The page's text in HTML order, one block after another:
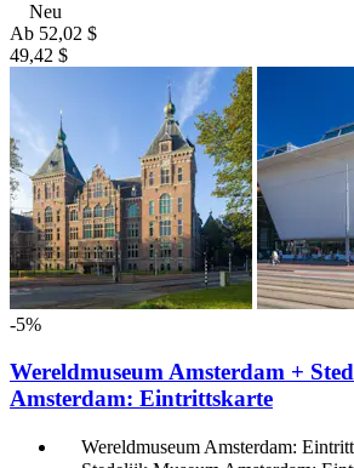
Neu
Ab 52,02 $
49,42 $
-5%
Wereldmuseum Amsterdam +
Amsterdam: Eintrittskarte
Wereldmuseum Amsterdam: